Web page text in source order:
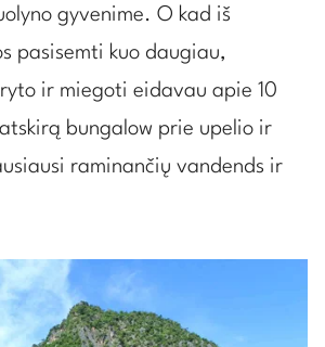
gyvenime. O kad iš
pasisemti kuo daugiau,
ir miegoti eidavau apie 10
bungalow prie upelio ir
raminančių vandends ir